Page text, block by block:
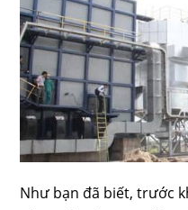
Như bạn đã biết, trước